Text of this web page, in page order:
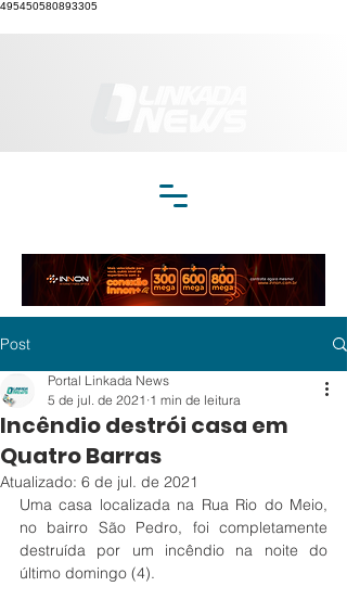
495450580893305
Post
Incêndio destrói casa em
Quatro Barras
Portal Linkada News
5 de jul. de 2021 1 min de leitura
Atualizado: 6 de jul. de 2021
Uma casa localizada na Rua Rio do Meio,
no bairro São Pedro, foi completamente
destruída por um incêndio na noite do
último domingo (4).